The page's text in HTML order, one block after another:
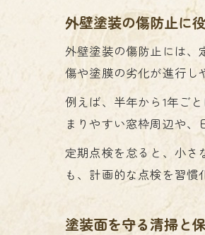
外壁塗装の傷防止に
外壁塗装の傷防止には、
傷や塗膜の劣化が進行し
例えば、半年から1年ご
まりやすい窓枠周辺や、
定期点検を怠ると、小さ
も、計画的な点検を習慣
塗装面を守る清掃と